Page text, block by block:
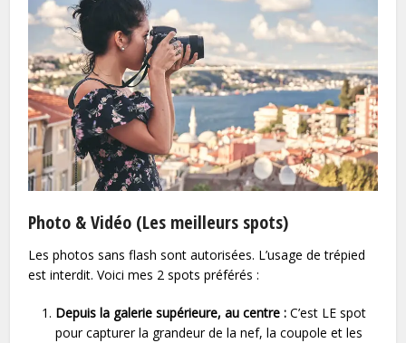
Photo & Vidéo (Les meilleurs spots)
Les photos sans flash sont autorisées. L’usage de trépied
est interdit. Voici mes 2 spots préférés :
Depuis la galerie supérieure, au centre : C’est LE spot
pour capturer la grandeur de la nef, la coupole et les